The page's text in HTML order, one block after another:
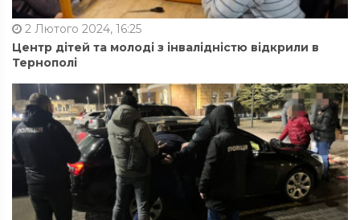
2 Лютого 2024, 16:25
Центр дітей та молоді з інвалідністю відкрили в
Тернополі